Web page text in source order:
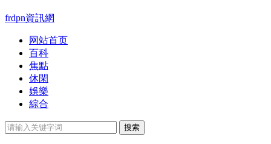
frdpn資訊網
网站首页
百科
焦點
休閑
娛樂
綜合